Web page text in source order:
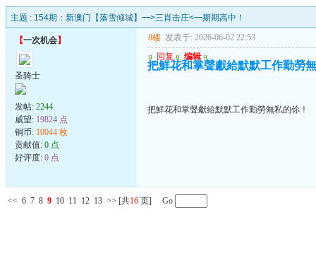
主题 : 154期：新澳门【落雪倾城】━>三肖击庄<━期期高中！
【一次机会】
圣骑士
发帖: 2244
威望: 19824 点
铜币: 10044 枚
贡献值: 0 点
好评度: 0 点
8楼 发表于: 2026-06-02 22:53
u 回复 u 编辑 u
把鮮花和掌聲獻給默默工作勤勞
把鮮花和掌聲獻給默默工作勤勞無私的伱！
<< 6 7 8 9 10 11 12 13 >> [共16 页] Go